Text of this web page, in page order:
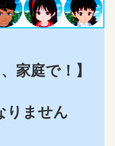
で！】
りません